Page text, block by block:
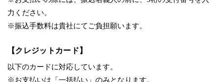
力ください。
※振込手数料は貴社にてご負担願います。
【クレジットカード】
以下のカードに対応しています。
※お支払いは「一括払い」のみとなります。